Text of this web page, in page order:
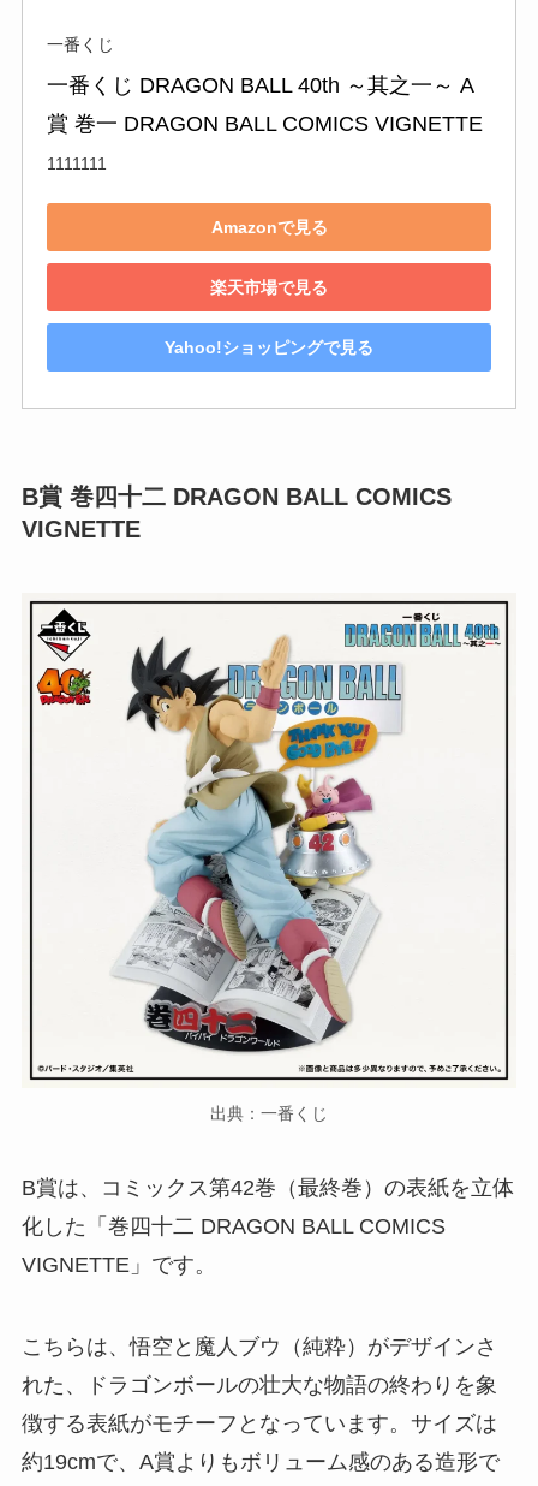
一番くじ
一番くじ DRAGON BALL 40th ～其之一～ A
賞 巻一 DRAGON BALL COMICS VIGNETTE
1111111
Amazonで見る
楽天市場で見る
Yahoo!ショッピングで見る
B賞 巻四十二 DRAGON BALL COMICS
VIGNETTE
出典：一番くじ
B賞は、コミックス第42巻（最終巻）の表紙を立体
化した「巻四十二 DRAGON BALL COMICS
VIGNETTE」です。
こちらは、悟空と魔人ブウ（純粋）がデザインさ
れた、ドラゴンボールの壮大な物語の終わりを象
徴する表紙がモチーフとなっています。サイズは
約19cmで、A賞よりもボリューム感のある造形で